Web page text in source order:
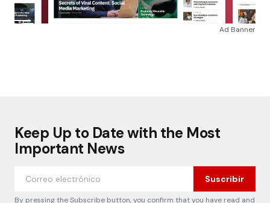
Ad Banner
Keep Up to Date with the Most
Important News
Suscribir
By pressing the Subscribe button, you confirm that you have read and